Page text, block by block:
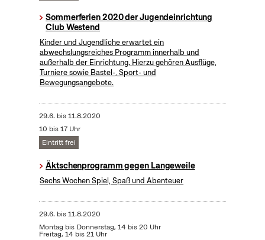
Sommerferien 2020 der Jugendeinrichtung
Club Westend
Kinder und Jugendliche erwartet ein
abwechslungsreiches Programm innerhalb und
außerhalb der Einrichtung. Hierzu gehören Ausflüge,
Turniere sowie Bastel-, Sport- und
Bewegungsangebote.
29.6. bis11.8.2020
10 bis 17 Uhr
Eintritt frei
Äktschenprogramm gegen Langeweile
Sechs Wochen Spiel, Spaß und Abenteuer
29.6. bis11.8.2020
Montag bis Donnerstag, 14 bis 20 Uhr
Freitag, 14 bis 21 Uhr